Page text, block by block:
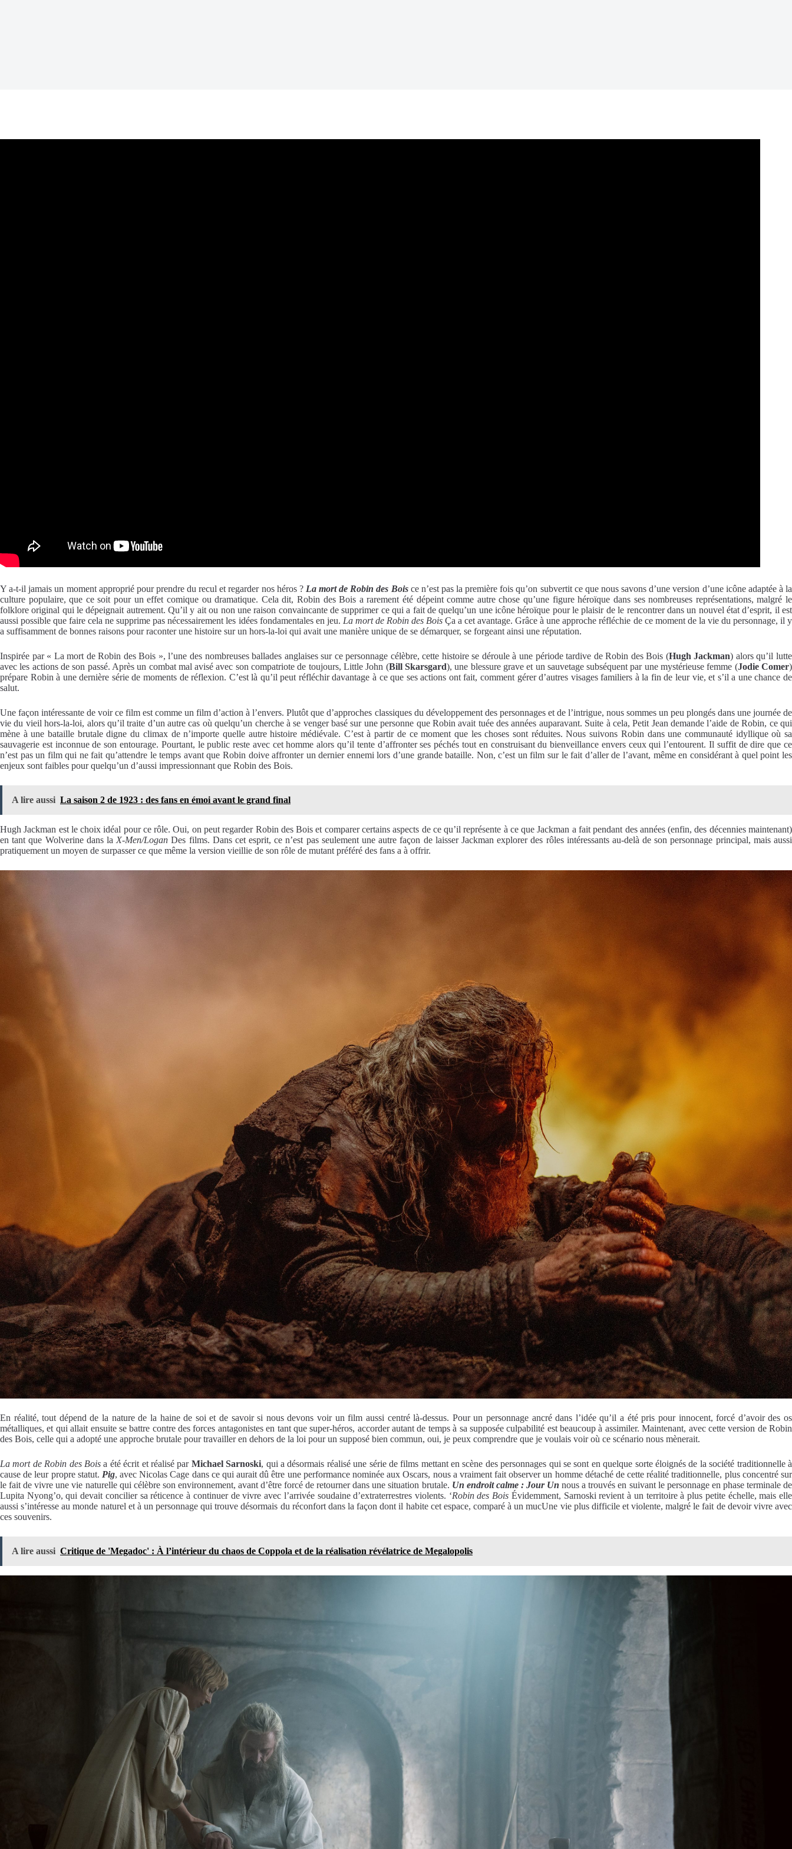
Y a-t-il jamais un moment approprié pour prendre du recul et regarder nos héros ? La mort de Robin des Boisce n’est pas la première fois qu’on subvertit ce que nous savons d’une version d’une icône adaptée à la
culture populaire, que ce soit pour un effet comique ou dramatique. Cela dit, Robin des Bois a rarement été dépeint comme autre chose qu’une figure héroïque dans ses nombreuses représentations, malgré le
folklore original qui le dépeignait autrement. Qu’il y ait ou non une raison convaincante de supprimer ce qui a fait de quelqu’un une icône héroïque pour le plaisir de le rencontrer dans un nouvel état d’esprit, il est
aussi possible que faire cela ne supprime pas nécessairement les idées fondamentales en jeu. La mort de Robin des Bois Ça a cet avantage. Grâce à une approche réfléchie de ce moment de la vie du personnage, il y
a suffisamment de bonnes raisons pour raconter une histoire sur un hors-la-loi qui avait une manière unique de se démarquer, se forgeant ainsi une réputation.
Inspirée par « La mort de Robin des Bois », l’une des nombreuses ballades anglaises sur ce personnage célèbre, cette histoire se déroule à une période tardive de Robin des Bois (Hugh Jackman) alors qu’il lutte
avec les actions de son passé. Après un combat mal avisé avec son compatriote de toujours, Little John (Bill Skarsgard), une blessure grave et un sauvetage subséquent par une mystérieuse femme (Jodie Comer)
prépare Robin à une dernière série de moments de réflexion. C’est là qu’il peut réfléchir davantage à ce que ses actions ont fait, comment gérer d’autres visages familiers à la fin de leur vie, et s’il a une chance de
salut.
Une façon intéressante de voir ce film est comme un film d’action à l’envers. Plutôt que d’approches classiques du développement des personnages et de l’intrigue, nous sommes un peu plongés dans une journée de
vie du vieil hors-la-loi, alors qu’il traite d’un autre cas où quelqu’un cherche à se venger basé sur une personne que Robin avait tuée des années auparavant. Suite à cela, Petit Jean demande l’aide de Robin, ce qui
mène à une bataille brutale digne du climax de n’importe quelle autre histoire médiévale. C’est à partir de ce moment que les choses sont réduites. Nous suivons Robin dans une communauté idyllique où sa
sauvagerie est inconnue de son entourage. Pourtant, le public reste avec cet homme alors qu’il tente d’affronter ses péchés tout en construisant du bienveillance envers ceux qui l’entourent. Il suffit de dire que ce
n’est pas un film qui ne fait qu’attendre le temps avant que Robin doive affronter un dernier ennemi lors d’une grande bataille. Non, c’est un film sur le fait d’aller de l’avant, même en considérant à quel point les
enjeux sont faibles pour quelqu’un d’aussi impressionnant que Robin des Bois.
A lire aussi La saison 2 de 1923 : des fans en émoi avant le grand final
Hugh Jackman est le choix idéal pour ce rôle. Oui, on peut regarder Robin des Bois et comparer certains aspects de ce qu’il représente à ce que Jackman a fait pendant des années (enfin, des décennies maintenant)
en tant que Wolverine dans la X-Men/Logan Des films. Dans cet esprit, ce n’est pas seulement une autre façon de laisser Jackman explorer des rôles intéressants au-delà de son personnage principal, mais aussi
pratiquement un moyen de surpasser ce que même la version vieillie de son rôle de mutant préféré des fans a à offrir.
En réalité, tout dépend de la nature de la haine de soi et de savoir si nous devons voir un film aussi centré là-dessus. Pour un personnage ancré dans l’idée qu’il a été pris pour innocent, forcé d’avoir des os
métalliques, et qui allait ensuite se battre contre des forces antagonistes en tant que super-héros, accorder autant de temps à sa supposée culpabilité est beaucoup à assimiler. Maintenant, avec cette version de Robin
des Bois, celle qui a adopté une approche brutale pour travailler en dehors de la loi pour un supposé bien commun, oui, je peux comprendre que je voulais voir où ce scénario nous mènerait.
La mort de Robin des Boisa été écrit et réalisé par Michael Sarnoski, qui a désormais réalisé une série de films mettant en scène des personnages qui se sont en quelque sorte éloignés de la société traditionnelle à
cause de leur propre statut. Pig, avec Nicolas Cage dans ce qui aurait dû être une performance nominée aux Oscars, nous a vraiment fait observer un homme détaché de cette réalité traditionnelle, plus concentré sur
le fait de vivre une vie naturelle qui célèbre son environnement, avant d’être forcé de retourner dans une situation brutale. Un endroit calme : Jour Un nous a trouvés en suivant le personnage en phase terminale de
Lupita Nyong’o, qui devait concilier sa réticence à continuer de vivre avec l’arrivée soudaine d’extraterrestres violents. ‘Robin des Bois Évidemment, Sarnoski revient à un territoire à plus petite échelle, mais elle
aussi s’intéresse au monde naturel et à un personnage qui trouve désormais du réconfort dans la façon dont il habite cet espace, comparé à un mucUne vie plus difficile et violente, malgré le fait de devoir vivre avec
ces souvenirs.
A lire aussi Critique de 'Megadoc' : À l’intérieur du chaos de Coppola et de la réalisation révélatrice de Megalopolis